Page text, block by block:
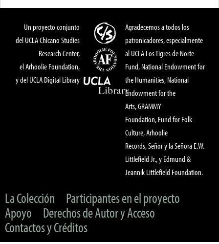
Un proyecto conjunto
del UCLA Chicano Studies
Research Center,
el Arhoolie Foundation,
y del UCLA Digital Library
Agradecemos a todos los
patronicadores, especialmente
al UCLA Los Tigres de Norte
Fund, National Endowment for
the Humanities, National
Endowment for the
Arts, GRAMMY
Foundation, Fund for Folk
Culture, Arhoolie
Records, Señor y la Señora E.W.
Littlefield Jr., y Edmund &
Jeannik Littlefield Foundation.
La Colección
Participantes en el proyecto
Apoyo
Derechos de Autor y Acceso
Contactos y Créditos